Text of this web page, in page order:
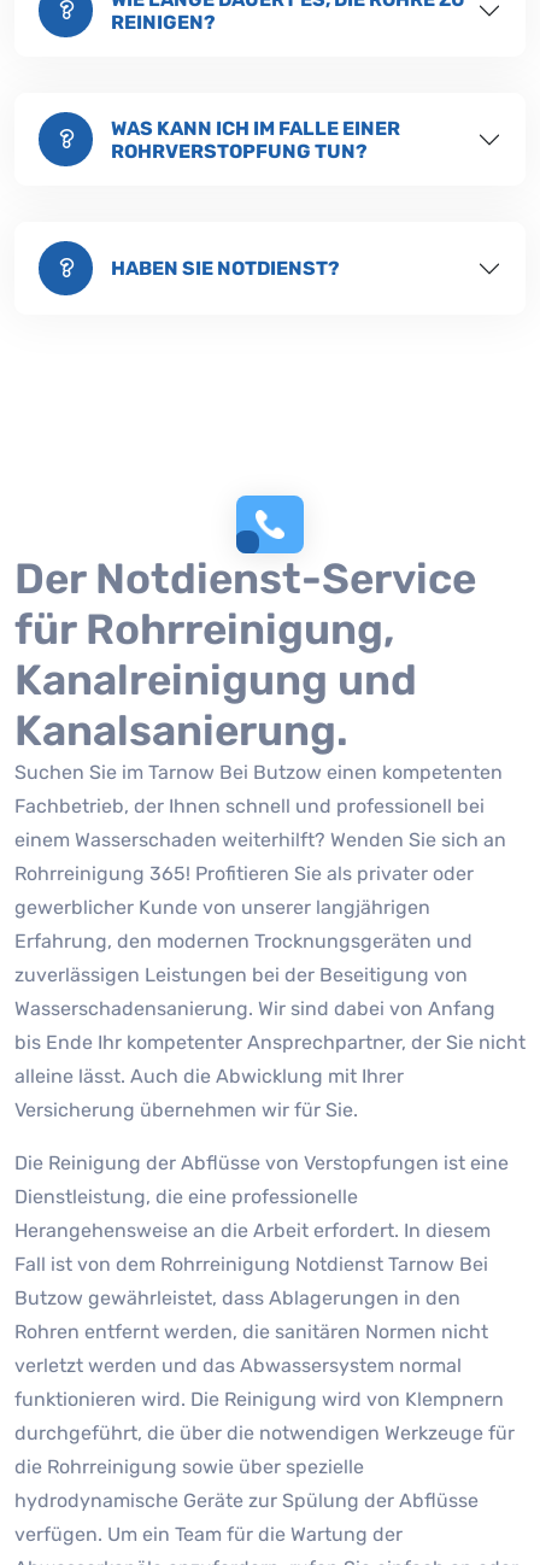
REINIGEN?
WAS KANN ICH IM FALLE EINER
ROHRVERSTOPFUNG TUN?
HABEN SIE NOTDIENST?
Der Notdienst-Service
für Rohrreinigung,
Kanalreinigung und
Kanalsanierung.
Suchen Sie im Tarnow Bei Butzow einen kompetenten
Fachbetrieb, der Ihnen schnell und professionell bei
einem Wasserschaden weiterhilft? Wenden Sie sich an
Rohrreinigung 365! Profitieren Sie als privater oder
gewerblicher Kunde von unserer langjährigen
Erfahrung, den modernen Trocknungsgeräten und
zuverlässigen Leistungen bei der Beseitigung von
Wasserschadensanierung. Wir sind dabei von Anfang
bis Ende Ihr kompetenter Ansprechpartner, der Sie nicht
alleine lässt. Auch die Abwicklung mit Ihrer
Versicherung übernehmen wir für Sie.
Die Reinigung der Abflüsse von Verstopfungen ist eine
Dienstleistung, die eine professionelle
Herangehensweise an die Arbeit erfordert. In diesem
Fall ist von dem Rohrreinigung Notdienst Tarnow Bei
Butzow gewährleistet, dass Ablagerungen in den
Rohren entfernt werden, die sanitären Normen nicht
verletzt werden und das Abwassersystem normal
funktionieren wird. Die Reinigung wird von Klempnern
durchgeführt, die über die notwendigen Werkzeuge für
die Rohrreinigung sowie über spezielle
hydrodynamische Geräte zur Spülung der Abflüsse
verfügen. Um ein Team für die Wartung der